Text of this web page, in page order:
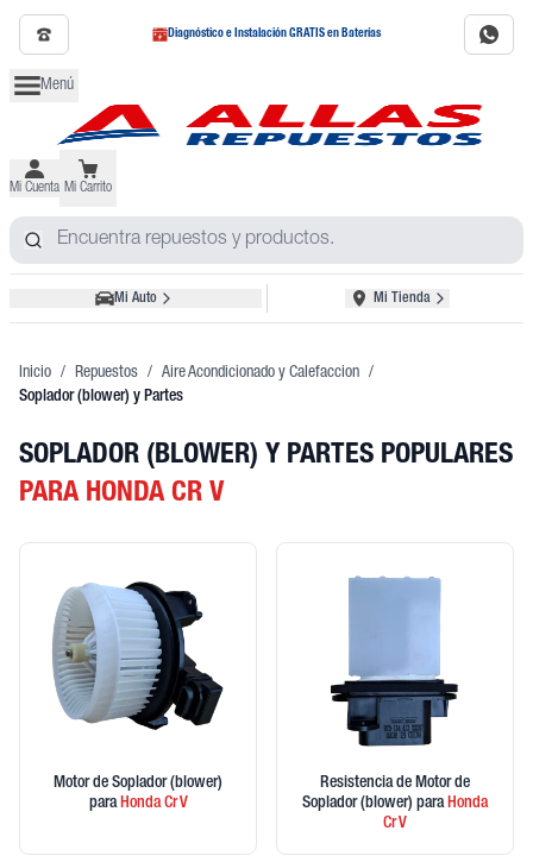
Diagnóstico e Instalación GRATIS en Baterías
Menú
Mi Cuenta Mi Carrito
Mi Auto Mi Tienda
Inicio / Repuestos / Aire Acondicionado y Calefaccion /
Soplador (blower) y Partes
SOPLADOR (BLOWER) Y PARTES POPULARES
PARA HONDA CR V
Motor de Soplador (blower)
paraHondaCr V
Resistencia de Motor de
Soplador (blower) paraHonda
Cr V